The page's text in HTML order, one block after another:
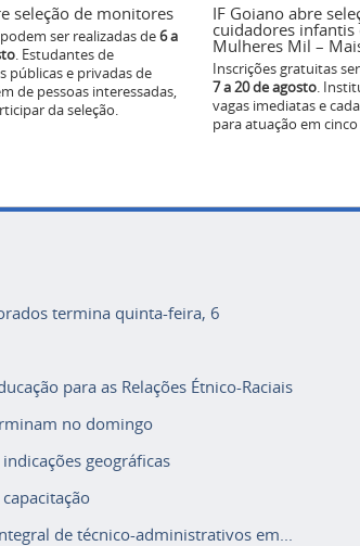
seleção de monitores
ser realizadas de6 a
. Estudantes de
públicas e privadas de
de pessoas interessadas,
da seleção.
IF Goiano abre
cuidadores
Mulheres Mil –
Inscrições gratuitas
7 a 20 de agosto.
vagas imediatas e
para atuação em
termina quinta-feira, 6
para as Relações Étnico-Raciais
no domingo
geográficas
de técnico-administrativos em...